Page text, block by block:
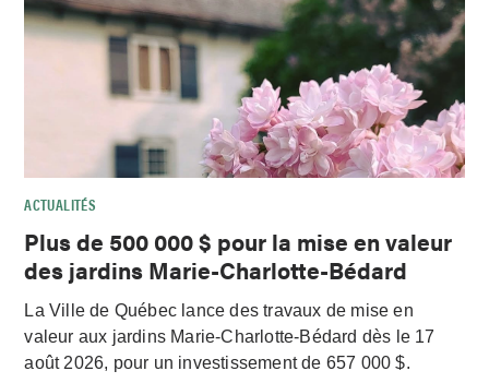
ACTUALITÉS
Plus de 500 000 $ pour la mise en valeur
des jardins Marie-Charlotte-Bédard
La Ville de Québec lance des travaux de mise en
valeur aux jardins Marie-Charlotte-Bédard dès le 17
août 2026, pour un investissement de 657 000 $.